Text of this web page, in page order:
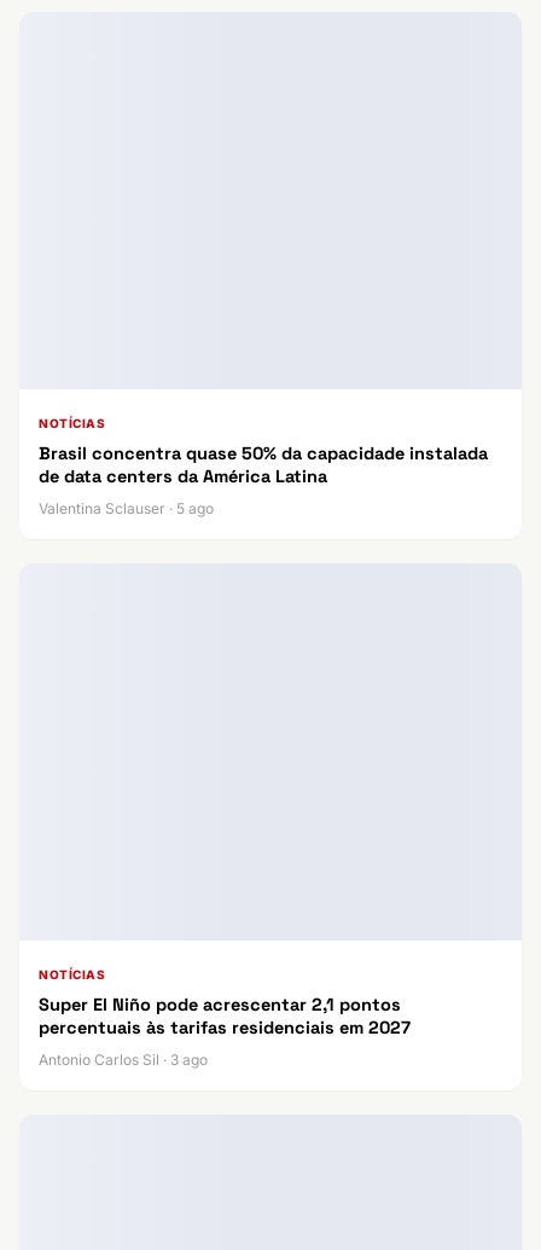
NOTÍCIAS
Brasil concentra quase 50% da capacidade instalada
de data centers da América Latina
Valentina Sclauser · 5 ago
NOTÍCIAS
Super El Niño pode acrescentar 2,1 pontos
percentuais às tarifas residenciais em 2027
Antonio Carlos Sil · 3 ago